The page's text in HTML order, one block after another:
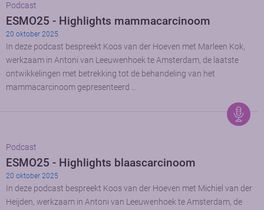
Podcast
ESMO25 - Highlights mammacarcinoom
20 oktober 2025
In deze podcast bespreekt Koos van der Hoeven met Marleen Kok,
werkzaam in Antoni van Leeuwenhoek te Amsterdam, de laatste
ontwikkelingen met betrekking tot de behandeling van het
mammacarcinoom gepresenteerd …
Podcast
ESMO25 - Highlights blaascarcinoom
20 oktober 2025
In deze podcast bespreekt Koos van der Hoeven met Michiel van der
Heijden, werkzaam in Antoni van Leeuwenhoek te Amsterdam, de